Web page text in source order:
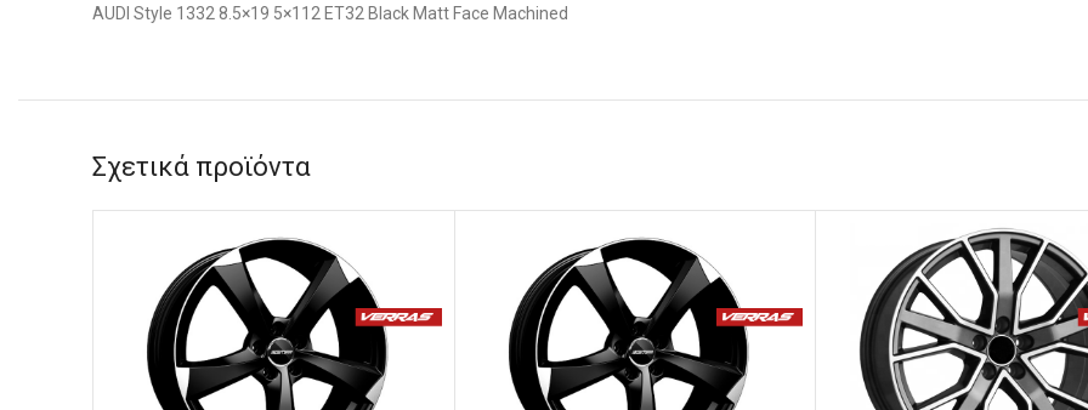
AUDI Style 1332 8.5×19 5×112 ET32 Black Matt Face Machined
Σχετικά προϊόντα